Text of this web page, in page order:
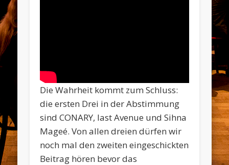
Die Wahrheit kommt zum Schluss:
die ersten Drei in der Abstimmung
sind CONARY, last Avenue und Sihna
Mageé. Von allen dreien dürfen wir
noch mal den zweiten eingeschickten
Beitrag hören bevor das